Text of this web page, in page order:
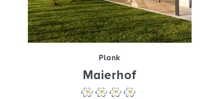
Plank
Maierhof